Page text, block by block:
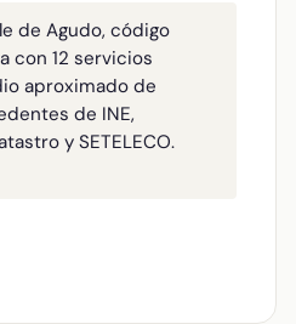
de Agudo, código
con 12 servicios
aproximado de
de INE,
y SETELECO.